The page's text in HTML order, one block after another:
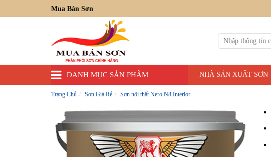
Mua Bán Sơn
DANH MỤC SẢN PHẨM NHÀ SẢN XUẤT SƠN
Trang Chủ Sơn Giá Rẻ Sơn nội thất Nero N8 Interior